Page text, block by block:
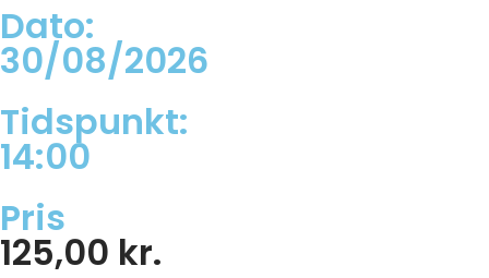
Dato:
30/08/2026
Tidspunkt:
14:00
Pris
125,00 kr.